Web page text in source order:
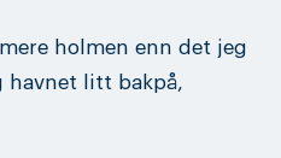
holmen enn det jeg
havnet litt bakpå,